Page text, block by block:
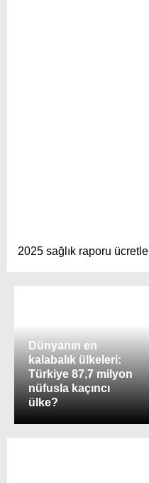
2025 sağlık raporu
Dünyanın en
kalabalık ülkeleri:
Türkiye 87,7 milyon
nüfusla kaçıncı
ülke?